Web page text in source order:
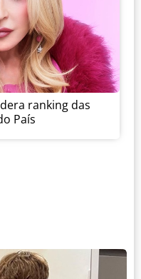
ranking das
País